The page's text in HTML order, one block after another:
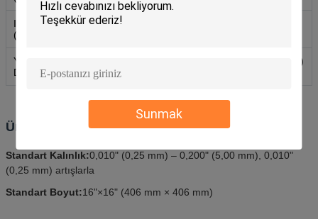
Sunmak
Isıl İletkenlik
(W/mK)
1.6 | 1.6
Yangın
Derecelendirmesi
UL 94 (E331100)
Ürün Özellikleri
Standart Kalınlık:0,010" (0,25 mm) – 0,200" (5,00 mm), 0,010"
(0,25 mm) artışlarla
Standart Boyut:16"×16" (406 mm × 406 mm)